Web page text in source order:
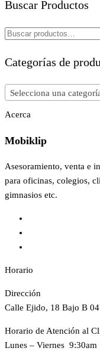
Buscar Productos
Buscar
Categorías de
Selecciona una
Acerca
Mobiklip
Asesoramiento, venta e
para oficinas, colegios,
gimnasios etc.
Horario
Dirección
Calle Ejido, 18 Bajo B
Horario de Atención al
Lunes – Viernes